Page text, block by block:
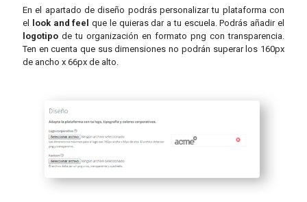
En el apartado de diseño podrás personalizar tu plataforma con
el
look and feelque le quieras dar a tu escuela. Podrás añadir el
logotipo de tu organización en formato png con transparencia.
Ten en cuenta que sus dimensiones no podrán superar los 160px
de ancho x 66px de alto.